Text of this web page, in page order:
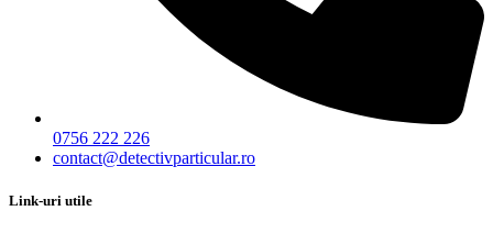
0756 222 226
contact@detectivparticular.ro
Link-uri utile